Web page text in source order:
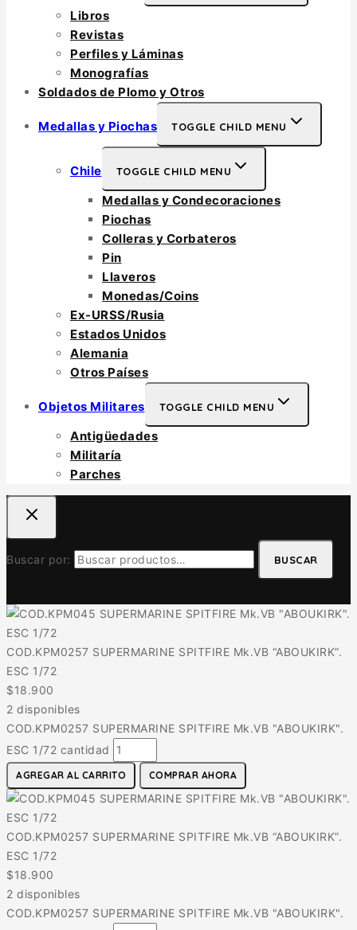
Libros
Revistas
Perfiles y Láminas
Monografías
Soldados de Plomo y Otros
Medallas y Piochas TOGGLE CHILD MENU
Chile TOGGLE CHILD MENU
Medallas y Condecoraciones
Piochas
Colleras y Corbateros
Pin
Llaveros
Monedas/Coins
Ex-URSS/Rusia
Estados Unidos
Alemania
Otros Países
Objetos Militares TOGGLE CHILD MENU
Antigüedades
Militaría
Parches
Buscar por: BUSCAR
COD.KPM0257 SUPERMARINE SPITFIRE Mk.VB “ABOUKIRK”.
ESC 1/72
$18.900
2 disponibles
COD.KPM0257 SUPERMARINE SPITFIRE Mk.VB "ABOUKIRK".
ESC 1/72 cantidad
AGREGAR AL CARRITO COMPRAR AHORA
COD.KPM0257 SUPERMARINE SPITFIRE Mk.VB “ABOUKIRK”.
ESC 1/72
$18.900
2 disponibles
COD.KPM0257 SUPERMARINE SPITFIRE Mk.VB "ABOUKIRK".